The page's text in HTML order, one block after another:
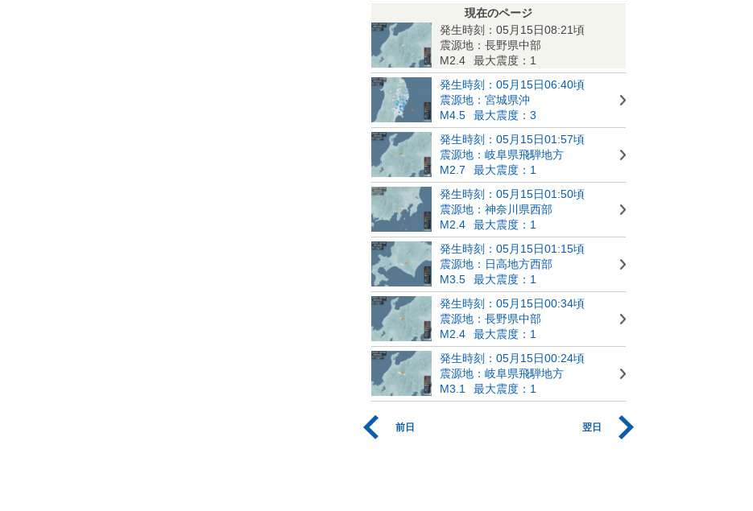
現在のページ
発生時刻：05月15日08:21頃
震源地：長野県中部
M2.4
最大震度：1
発生時刻：05月15日06:40頃
震源地：宮城県沖
M4.5
最大震度：3
発生時刻：05月15日01:57頃
震源地：岐阜県飛騨地方
M2.7
最大震度：1
発生時刻：05月15日01:50頃
震源地：神奈川県西部
M2.4
最大震度：1
発生時刻：05月15日01:15頃
震源地：日高地方西部
M3.5
最大震度：1
発生時刻：05月15日00:34頃
震源地：長野県中部
M2.4
最大震度：1
発生時刻：05月15日00:24頃
震源地：岐阜県飛騨地方
M3.1
最大震度：1
前日 翌日